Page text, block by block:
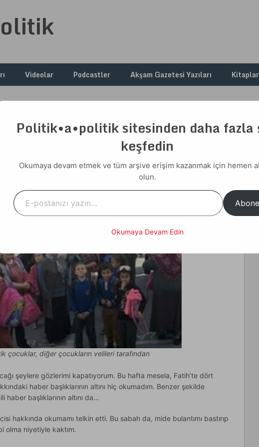
Videolar Podcastler Akşam Gazetesi Yazıları Kitaplar
Diğer Şeyler
Şeyler
çocuklar, diğer çocukların velileri tarafından
şeylere gözlerimi kapatıyorum. Bu hafta mesela, Fatih’te dört
haber başlıklarının altını hiç okumadım. Benzer şekilde
başlıklarının altını da…
hakkında okumamı telkin etti. Bu sabah da, mide bulantımı bastırıp
olma niyetiyle kaktım.
Politik•a•politik sitesinden daha fazla
keşfedin
Okumaya devam etmek ve tüm arşive erişim kazanmak için hemen
olun.
E-postanızı yazın…
Okumaya Devam Edin